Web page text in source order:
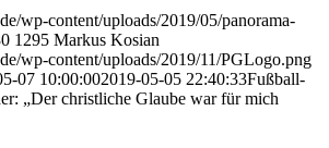
wp-content/uploads/2019/05/panorama-
1295 Markus Kosian
wp-content/uploads/2019/11/PGLogo.png
07 10:00:002019-05-05 22:40:33Fußball-
„Der christliche Glaube war für mich